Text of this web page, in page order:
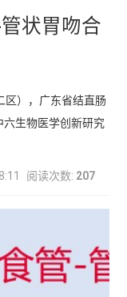
状胃吻合
区），广东省结直肠
生物医学创新研究
阅读次数: 207